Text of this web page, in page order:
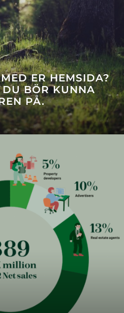
ER HEMSIDA?
DU BÖR KUNNA
PÅ.